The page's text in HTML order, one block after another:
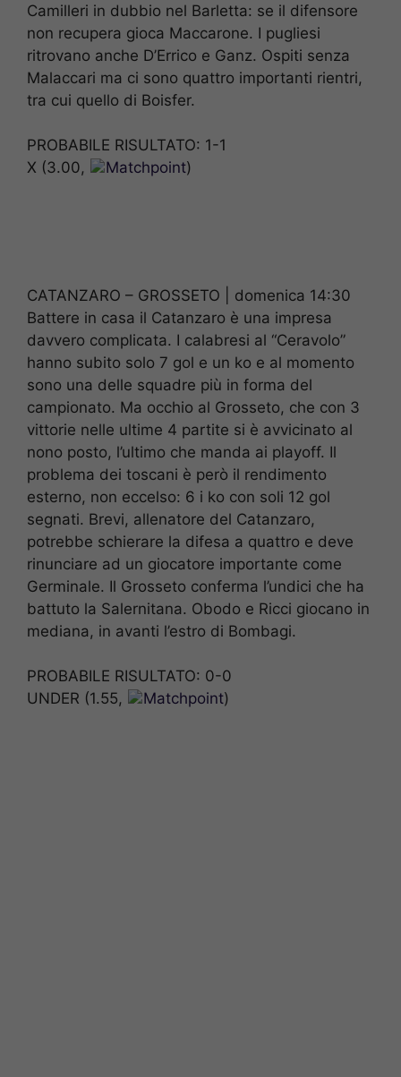
Camilleri in dubbio nel Barletta: se il difensore
non recupera gioca Maccarone. I pugliesi
ritrovano anche D’Errico e Ganz. Ospiti senza
Malaccari ma ci sono quattro importanti rientri,
tra cui quello di Boisfer.
PROBABILE RISULTATO: 1-1
X (3.00,
Matchpoint)
CATANZARO – GROSSETO | domenica 14:30
Battere in casa il Catanzaro è una impresa
davvero complicata. I calabresi al “Ceravolo”
hanno subito solo 7 gol e un ko e al momento
sono una delle squadre più in forma del
campionato. Ma occhio al Grosseto, che con 3
vittorie nelle ultime 4 partite si è avvicinato al
nono posto, l’ultimo che manda ai playoff. Il
problema dei toscani è però il rendimento
esterno, non eccelso: 6 i ko con soli 12 gol
segnati. Brevi, allenatore del Catanzaro,
potrebbe schierare la difesa a quattro e deve
rinunciare ad un giocatore importante come
Germinale. Il Grosseto conferma l’undici che ha
battuto la Salernitana. Obodo e Ricci giocano in
mediana, in avanti l’estro di Bombagi.
PROBABILE RISULTATO: 0-0
UNDER (1.55,
Matchpoint)